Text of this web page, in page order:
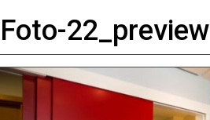
Toggle
navigation
Próxima imagem
Foto-22_preview